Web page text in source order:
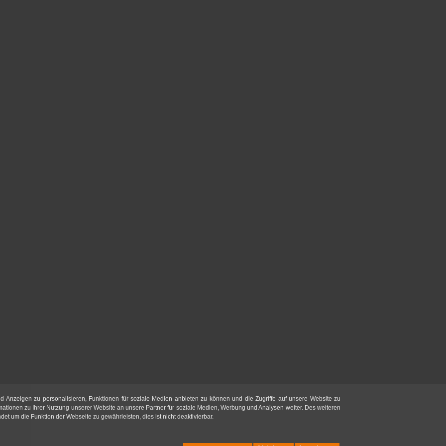
Anzeigen zu personalisieren, Funktionen für soziale Medien anbieten zu können und die Zugriffe auf unsere Website zu
zu Ihrer Nutzung unserer Website an unsere Partner für soziale Medien, Werbung und Analysen weiter. Des weiteren
um die Funktion der Webseite zu gewährleisten, dies ist nicht deaktivierbar.